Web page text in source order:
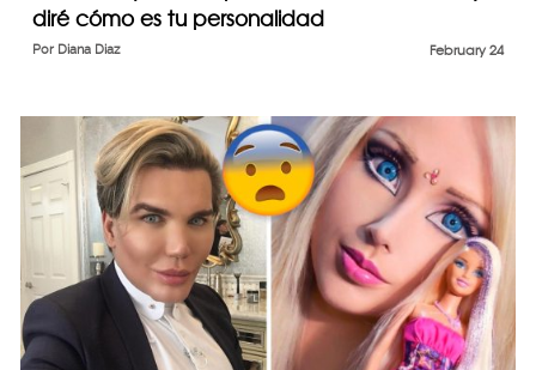
diré cómo es tu personalidad
February 24
Por Diana Diaz